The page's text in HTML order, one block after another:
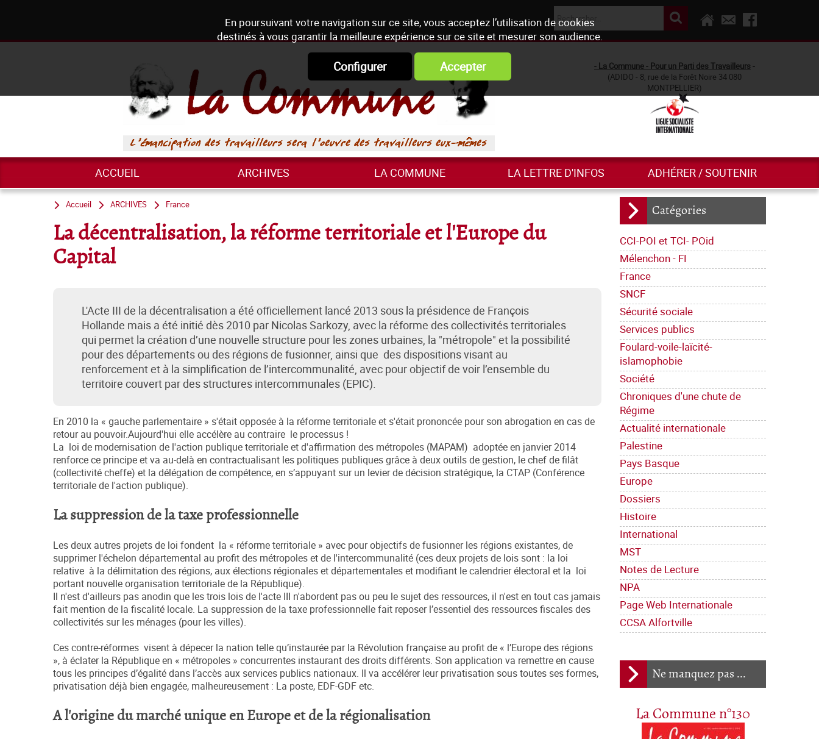
En poursuivant votre navigation sur ce site, vous acceptez l’utilisation de cookies
destinés à vous garantir la meilleure expérience sur ce site et mesurer son audience.
Configurer Accepter - La Commune - Pour un Parti des Travailleurs -
(ADIDO - 8, rue de la Forêt Noire 34 080
MONTPELLIER)
ACCUEIL ARCHIVES LA COMMUNE LA LETTRE D'INFOS ADHÉRER / SOUTENIR
Catégories
CCI-POI et TCI- POid
Mélenchon - FI
France
SNCF
Sécurité sociale
Services publics
Foulard-voile-laïcité-
islamophobie
Société
Chroniques d'une chute de
Régime
Actualité internationale
Palestine
Pays Basque
Europe
Dossiers
Histoire
International
MST
Notes de Lecture
NPA
Page Web Internationale
CCSA Alfortville
Ne manquez pas ...
La Commune n°130
Accueil ARCHIVES France
La décentralisation, la réforme territoriale et l'Europe du
Capital
L'Acte III de la décentralisation a été officiellement lancé 2013 sous la présidence de François
Hollande mais a été initié dès 2010 par Nicolas Sarkozy, avec la réforme des collectivités territoriales
qui permet la création d’une nouvelle structure pour les zones urbaines, la "métropole" et la possibilité
pour des départements ou des régions de fusionner, ainsi que des dispositions visant au
renforcement et à la simplification de l’intercommunalité, avec pour objectif de voir l’ensemble du
territoire couvert par des structures intercommunales (EPIC).
En 2010 la « gauche parlementaire » s'était opposée à la réforme territoriale et s'était prononcée pour son abrogation en cas de
retour au pouvoir.Aujourd'hui elle accélère au contraire le processus !
La loi de modernisation de l'action publique territoriale et d'affirmation des métropoles (MAPAM) adoptée en janvier 2014
renforce ce principe et va au-delà en contractualisant les politiques publiques grâce à deux outils de gestion, le chef de filât
(collectivité cheffe) et la délégation de compétence, en s’appuyant sur un levier de décision stratégique, la CTAP (Conférence
territoriale de l'action publique).
La suppression de la taxe professionnelle
Les deux autres projets de loi fondent la « réforme territoriale » avec pour objectifs de fusionner les régions existantes, de
supprimer l'échelon départemental au profit des métropoles et de l'intercommunalité (ces deux projets de lois sont : la loi
relative à la délimitation des régions, aux élections régionales et départementales et modifiant le calendrier électoral et la loi
portant nouvelle organisation territoriale de la République).
Il n'est d'ailleurs pas anodin que les trois lois de l'acte III n'abordent pas ou peu le sujet des ressources, il n'est en tout cas jamais
fait mention de la fiscalité locale. La suppression de la taxe professionnelle fait reposer l’essentiel des ressources fiscales des
collectivités sur les ménages (pour les villes).
Ces contre-réformes visent à dépecer la nation telle qu’instaurée par la Révolution française au profit de « l’Europe des régions
», à éclater la République en « métropoles » concurrentes instaurant des droits différents. Son application va remettre en cause
tous les principes d’égalité dans l’accès aux services publics nationaux. Il va accélérer leur privatisation sous toutes ses formes,
privatisation déjà bien engagée, malheureusement : La poste, EDF-GDF etc.
A l'origine du marché unique en Europe et de la régionalisation